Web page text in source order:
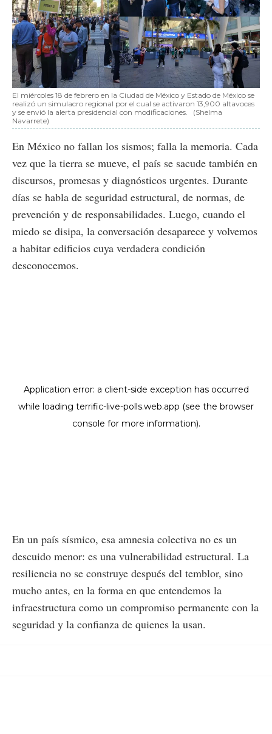
El miércoles 18 de febrero en la Ciudad de México y Estado de México se
realizó un simulacro regional por el cual se activaron 13,900 altavoces
y se envió la alerta presidencial con modificaciones.
(Shelma
Navarrete)
En México no fallan los sismos; falla la memoria. Cada
vez que la tierra se mueve, el país se sacude también en
discursos, promesas y diagnósticos urgentes. Durante
días se habla de seguridad estructural, de normas, de
prevención y de responsabilidades. Luego, cuando el
miedo se disipa, la conversación desaparece y volvemos
a habitar edificios cuya verdadera condición
desconocemos.
En un país sísmico, esa amnesia colectiva no es un
descuido menor: es una vulnerabilidad estructural. La
resiliencia no se construye después del temblor, sino
mucho antes, en la forma en que entendemos la
infraestructura como un compromiso permanente con la
seguridad y la confianza de quienes la usan.